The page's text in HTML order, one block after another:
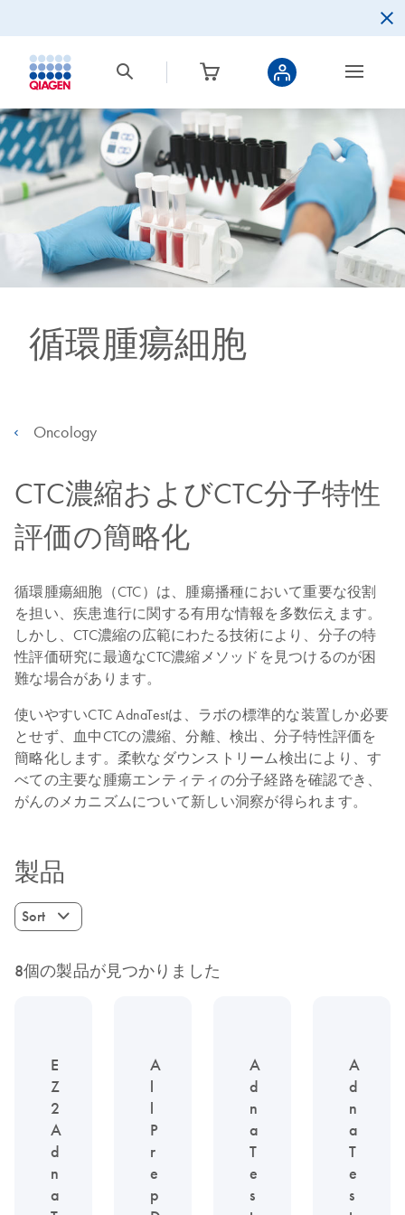
循環腫瘍細胞
Oncology
CTC濃縮およびCTC分子特性
評価の簡略化
循環腫瘍細胞（CTC）は、腫瘍播種において重要な役割
を担い、疾患進行に関する有用な情報を多数伝えます。
しかし、CTC濃縮の広範にわたる技術により、分子の特
性評価研究に最適なCTC濃縮メソッドを見つけるのが困
難な場合があります。
使いやすいCTC AdnaTestは、ラボの標準的な装置しか必要
とせず、血中CTCの濃縮、分離、検出、分子特性評価を
簡略化します。柔軟なダウンストリーム検出により、す
べての主要な腫瘍エンティティの分子経路を確認でき、
がんのメカニズムについて新しい洞察が得られます。
製品
Sort
8個の製品が見つかりました
E
Z
2
A
d
n
a
A
l
l
P
r
e
p
A
d
n
a
T
e
s
A
d
n
a
T
e
s